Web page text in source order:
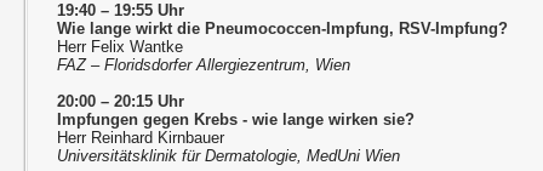
19:40 – 19:55 Uhr
Wie lange wirkt die Pneumococcen-Impfung, RSV-Impfung?
Herr Felix Wantke
FAZ – Floridsdorfer Allergiezentrum, Wien
20:00 – 20:15 Uhr
Impfungen gegen Krebs - wie lange wirken sie?
Herr Reinhard Kirnbauer
Universitätsklinik für Dermatologie, MedUni Wien